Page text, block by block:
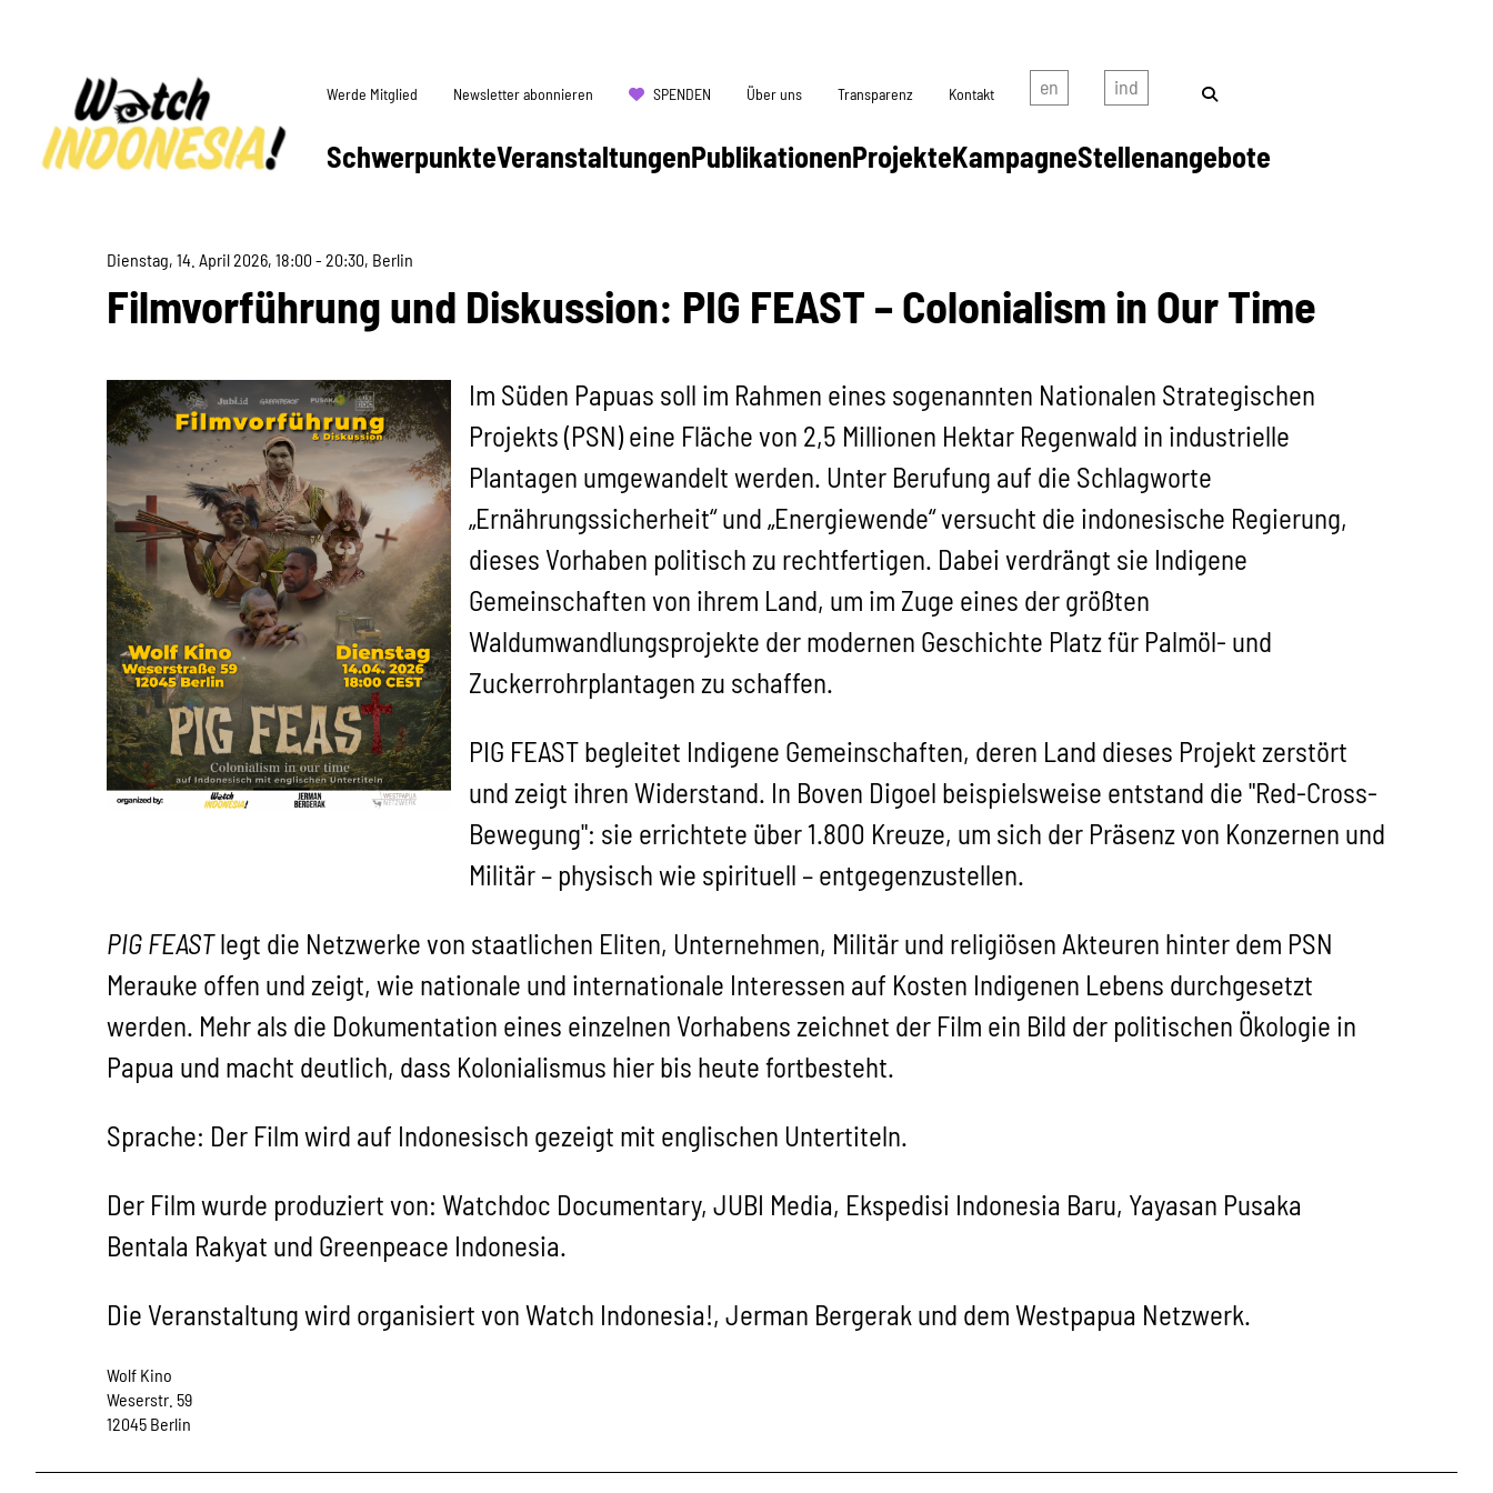
SchwerpunkteVeranstaltungenPublikationenProjekteKampagneStellenangebote
Werde Mitglied Newsletter abonnieren SPENDEN Über uns Transparenz Kontakt
Dienstag, 14. April 2026, 18:00 - 20:30, Berlin
Filmvorführung und Diskussion: PIG FEAST – Colonialism in Our Time
Im Süden Papuas soll im Rahmen eines sogenannten Nationalen Strategischen
Projekts (PSN) eine Fläche von 2,5 Millionen Hektar Regenwald in industrielle
Plantagen umgewandelt werden. Unter Berufung auf die Schlagworte
„Ernährungssicherheit“ und „Energiewende“ versucht die indonesische Regierung,
dieses Vorhaben politisch zu rechtfertigen. Dabei verdrängt sie Indigene
Gemeinschaften von ihrem Land, um im Zuge eines der größten
Waldumwandlungsprojekte der modernen Geschichte Platz für Palmöl- und
Zuckerrohrplantagen zu schaffen.
PIG FEAST begleitet Indigene Gemeinschaften, deren Land dieses Projekt zerstört
und zeigt ihren Widerstand. In Boven Digoel beispielsweise entstand die "Red-Cross-
Bewegung": sie errichtete über 1.800 Kreuze, um sich der Präsenz von Konzernen und
Militär – physisch wie spirituell – entgegenzustellen.
PIG FEASTlegt die Netzwerke von staatlichen Eliten, Unternehmen, Militär und religiösen Akteuren hinter dem PSN
Merauke offen und zeigt, wie nationale und internationale Interessen auf Kosten Indigenen Lebens durchgesetzt
werden. Mehr als die Dokumentation eines einzelnen Vorhabens zeichnet der Film ein Bild der politischen Ökologie in
Papua und macht deutlich, dass Kolonialismus hier bis heute fortbesteht.
Sprache: Der Film wird auf Indonesisch gezeigt mit englischen Untertiteln.
Der Film wurde produziert von: Watchdoc Documentary, JUBI Media, Ekspedisi Indonesia Baru, Yayasan Pusaka
Bentala Rakyat und Greenpeace Indonesia.
Die Veranstaltung wird organisiert von Watch Indonesia!, Jerman Bergerak und dem Westpapua Netzwerk.
Wolf Kino
Weserstr. 59
12045 Berlin